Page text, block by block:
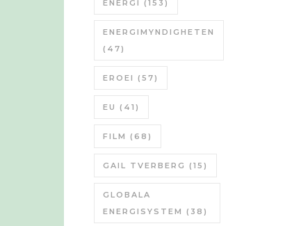
ENERGI (153)
ENERGIMYNDIGHETEN
(47)
EROEI (57)
EU (41)
FILM (68)
GAIL TVERBERG (15)
GLOBALA
ENERGISYSTEM (38)